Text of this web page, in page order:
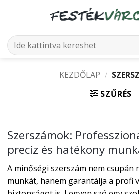
Keresés
a
KEZDŐLAP /
SZŰRÉS
Szerszámok:
precíz és hatékony
A minőségi szerszám nem csupán
munkát, hanem garantálja a profi